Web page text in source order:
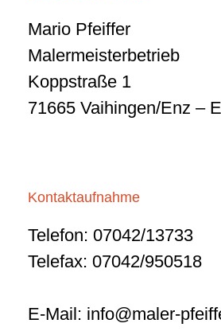
Mario Pfeiffer
Malermeisterbetrieb
Koppstraße 1
71665 Vaihingen/Enz –
Kontaktaufnahme
Telefon: 07042/13733
Telefax: 07042/950518
E-Mail: info@maler-